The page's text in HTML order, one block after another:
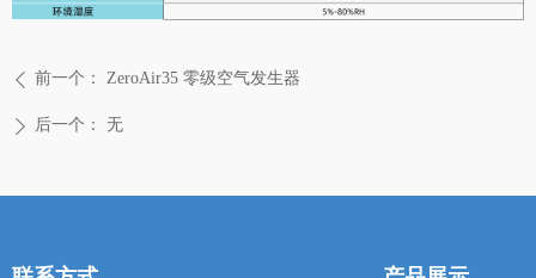
ꄴ 前一个： ZeroAir35 零级空气发生器
ꄲ 后一个： 无